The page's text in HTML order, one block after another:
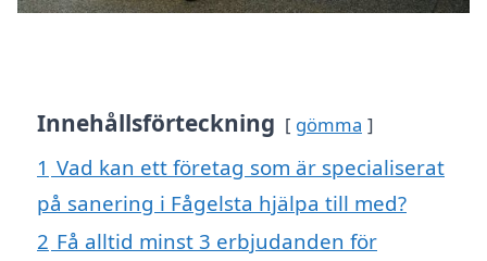
Innehållsförteckning gömma
1 Vad kan ett företag som är specialiserat
på sanering i Fågelsta hjälpa till med?
2 Få alltid minst 3 erbjudanden för